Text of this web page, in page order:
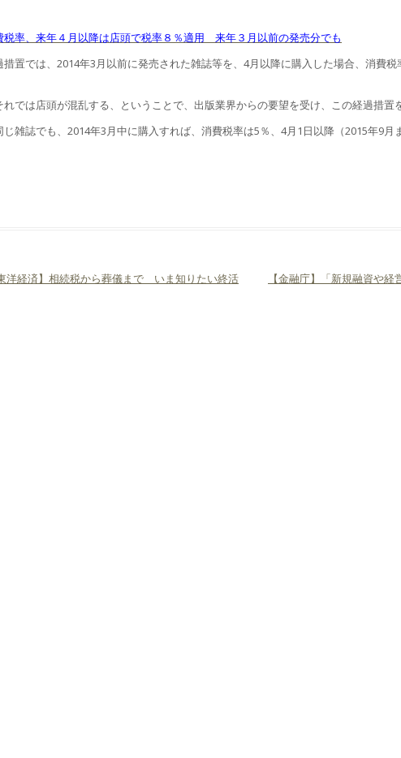
税率、来年４月以降は店頭で税率８％適用 来年３月以前の発売分でも
措置では、2014年3月以前に発売された雑誌等を、4月以降に購入した場合、消費
れでは店頭が混乱する、ということで、出版業界からの要望を受け、この経過措置
じ雑誌でも、2014年3月中に購入すれば、消費税率は5％、4月1日以降（2015年9
洋経済】相続税から葬儀まで いま知りたい終活
【金融庁】「新規融資や